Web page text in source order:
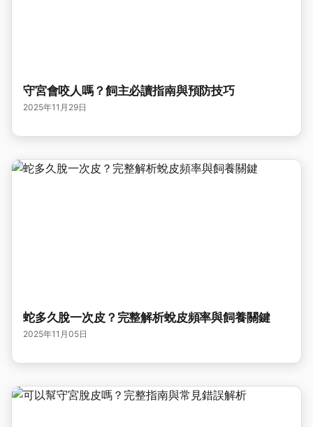
守宮會咬人嗎？飼主必讀指南與預防技巧
2025年11月29日
蛇多久脫一次皮？完整解析蛻皮頻率與飼養關鍵
2025年11月05日